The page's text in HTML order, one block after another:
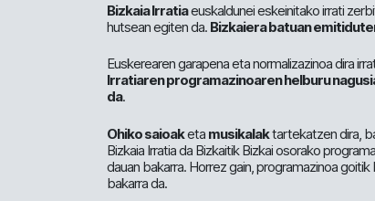
Bizkaia Irratiaeuskaldunei eskeinitako irrati
hutsean egiten da. Bizkaiera batuan
Euskerearen garapena eta normalizazinoa dira
Irratiaren programazinoaren helburu
da.
Ohiko saioaketa musikalaktartekatzen dira,
Bizkaia Irratia da Bizkaitik Bizkai osorako
dauan bakarra. Horrez gain, programazinoa
bakarra da.